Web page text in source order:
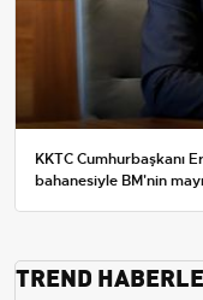
KKTC Cumhurbaşkanı
bahanesiyle BM'nin
TREND